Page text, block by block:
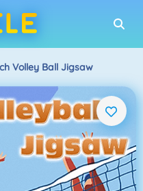
Volley Ball Jigsaw